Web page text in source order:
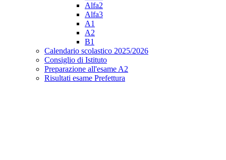
Alfa2
Alfa3
A1
A2
B1
Calendario scolastico 2025/2026
Consiglio di Istituto
Preparazione all'esame A2
Risultati esame Prefettura